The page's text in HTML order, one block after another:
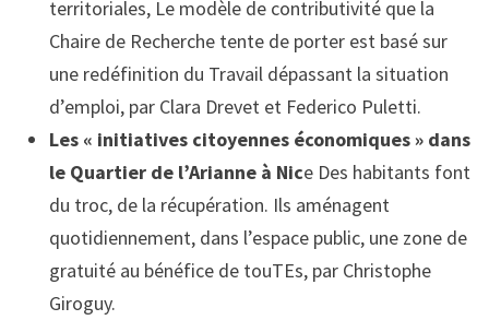
territoriales, Le modèle de contributivité que la
Chaire de Recherche tente de porter est basé sur
une redéfinition du Travail dépassant la situation
d’emploi, par Clara Drevet et Federico Puletti.
Les « initiatives citoyennes économiques » dans
le Quartier de l’Arianne à Nice Des habitants font
du troc, de la récupération. Ils aménagent
quotidiennement, dans l’espace public, une zone de
gratuité au bénéfice de touTEs, par Christophe
Giroguy.